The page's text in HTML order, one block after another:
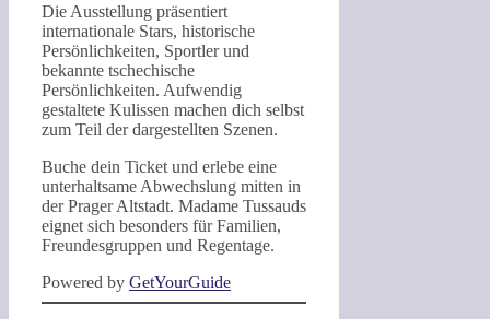
Die Ausstellung präsentiert
internationale Stars, historische
Persönlichkeiten, Sportler und
bekannte tschechische
Persönlichkeiten. Aufwendig
gestaltete Kulissen machen dich selbst
zum Teil der dargestellten Szenen.
Buche dein Ticket und erlebe eine
unterhaltsame Abwechslung mitten in
der Prager Altstadt. Madame Tussauds
eignet sich besonders für Familien,
Freundesgruppen und Regentage.
Powered by GetYourGuide